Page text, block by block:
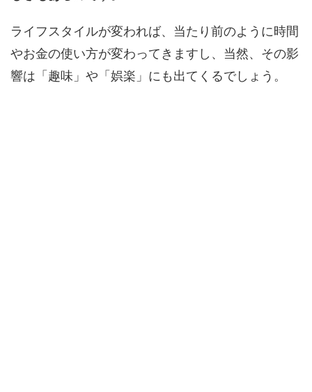
ライフスタイルが変われば、当たり前のように時間
やお金の使い方が変わってきますし、当然、その影
響は「趣味」や「娯楽」にも出てくるでしょう。